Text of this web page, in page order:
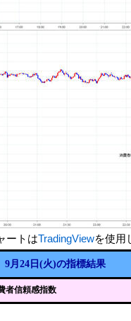
ートはTradingViewを使用
9月24日(火)の指標結果
者信頼感指数